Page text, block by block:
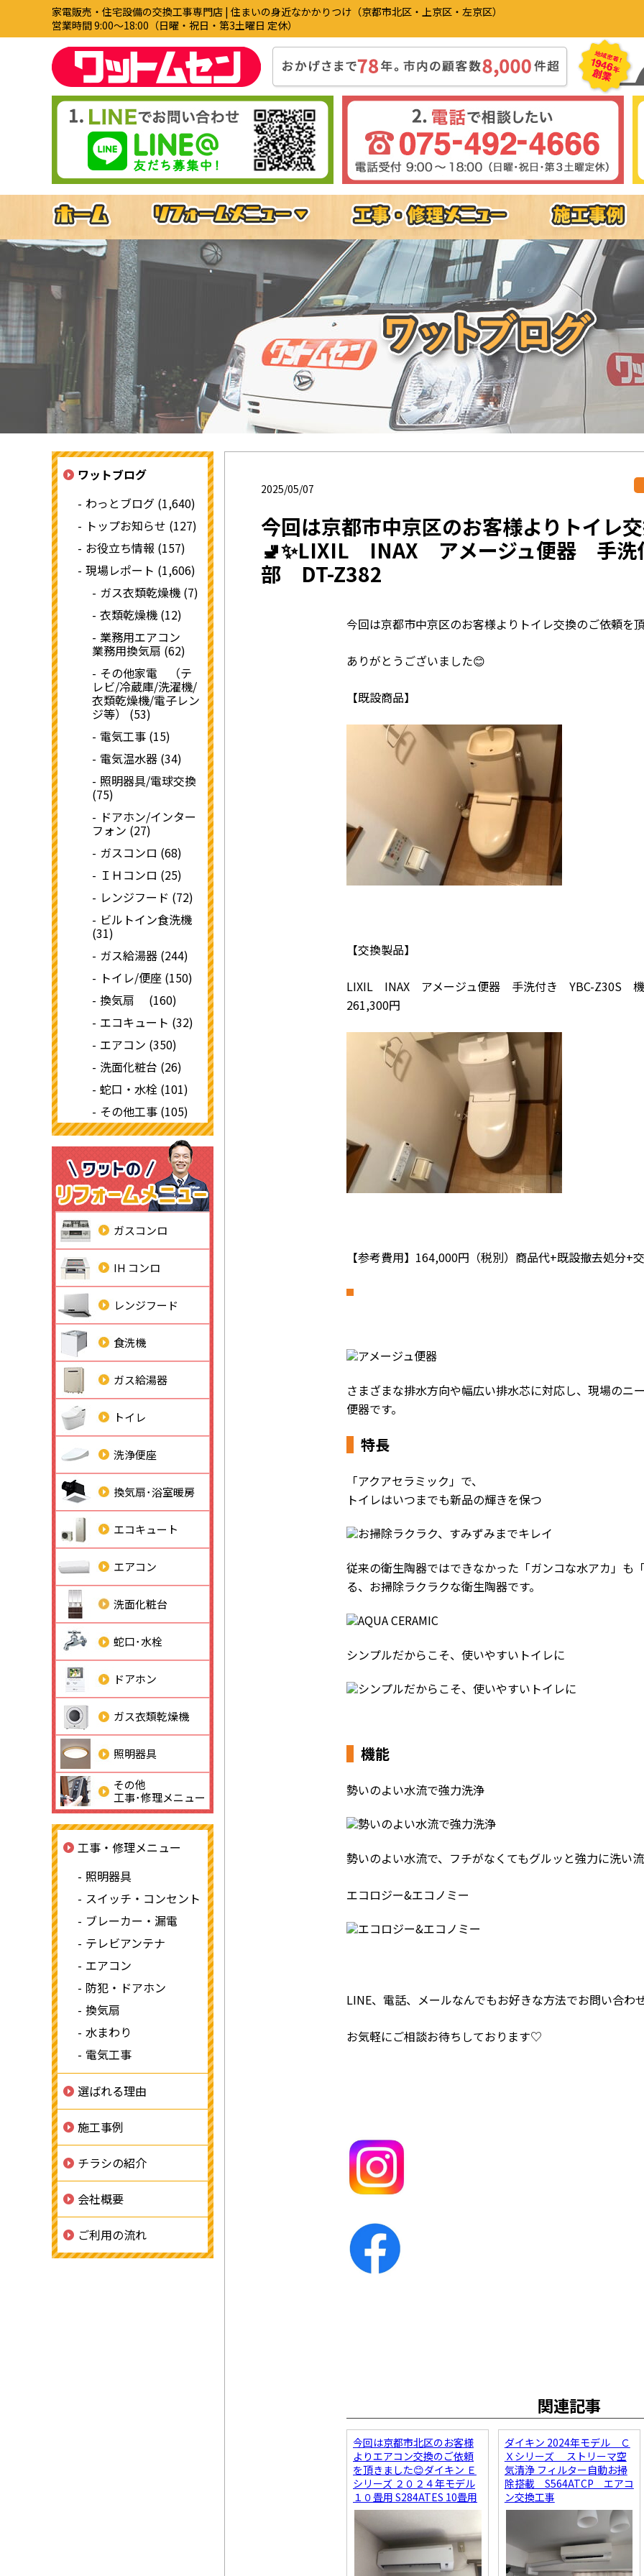
家電販売・住宅設備の交換工事専門店 | 住まいの身近なかかりつけ（京都市北区・上京区・左京区）
営業時間 9:00〜18:00（日曜・祝日・第3土曜日 定休）
2025/05/07
今回は京都市中京区のお客様よりトイレ
🚽✨LIXIL INAX アメージュ便器 手
部 DT-Z382
今回は京都市中京区のお客様よりトイレ交換のご依頼を
ありがとうございました😊
【既設商品】
【交換製品】
LIXIL INAX アメージュ便器 手洗付き YBC-Z30S
261,300円
【参考費用】164,000円（税別）商品代+既設撤去処分+
さまざまな排水方向や幅広い排水芯に対応し、現場のニ
便器です。
特長
「アクアセラミック」で、
トイレはいつまでも新品の輝きを保つ
従来の衛生陶器ではできなかった「ガンコな水アカ」も
る、お掃除ラクラクな衛生陶器です。
シンプルだからこそ、使いやすいトイレに
機能
勢いのよい水流で強力洗浄
勢いのよい水流で、フチがなくてもグルッと強力に洗い
エコロジー&エコノミー
LINE、電話、メールなんでもお好きな方法でお問い合わ
お気軽にご相談お待ちしております♡
関連記事
今回は京都市北区のお客様
よりエアコン交換のご依頼
を頂きました😊ダイキン Ｅ
シリーズ ２０２４年モデル
１０畳用 S284ATES 10畳用
ダイキン 2024年モデル Ｃ
Ｘシリーズ ストリーマ空
気清浄 フィルター自動お掃
除搭載 S564ATCP エアコ
ン交換工事
ワットブログ
わっとブログ (1,640)
トップお知らせ (127)
お役立ち情報 (157)
現場レポート (1,606)
ガス衣類乾燥機 (7)
衣類乾燥機 (12)
業務用エアコン
業務用換気扇 (62)
その他家電 （テ
レビ/冷蔵庫/洗濯機/
衣類乾燥機/電子レン
ジ等） (53)
電気工事 (15)
電気温水器 (34)
照明器具/電球交換
(75)
ドアホン/インター
フォン (27)
ガスコンロ (68)
ＩＨコンロ (25)
レンジフード (72)
ビルトイン食洗機
(31)
ガス給湯器 (244)
トイレ/便座 (150)
換気扇 (160)
エコキュート (32)
エアコン (350)
洗面化粧台 (26)
蛇口・水栓 (101)
その他工事 (105)
ガスコンロ
IH コンロ
レンジフード
食洗機
ガス給湯器
トイレ
洗浄便座
換気扇･浴室暖房
エコキュート
エアコン
洗面化粧台
蛇口･水栓
ドアホン
ガス衣類乾燥機
照明器具
その他
工事･修理メニュー
工事・修理メニュー
照明器具
スイッチ・コンセント
ブレーカー・漏電
テレビアンテナ
エアコン
防犯・ドアホン
換気扇
水まわり
電気工事
選ばれる理由
施工事例
チラシの紹介
会社概要
ご利用の流れ